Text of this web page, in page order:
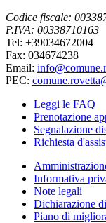
Codice fiscale:
P.IVA: 00338710163
Tel: +39034672004
Fax: 034674238
Email:
PEC:
Leggi le FAQ
Prenotazione
Segnalazione
Richiesta
Informativa
Note legali
Dichiarazione
Piano di